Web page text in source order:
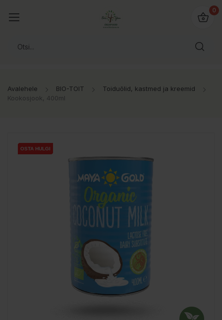
0
Avalehele BIO-TOIT
Toiduõlid, kastmed ja kreemid
Kookosjook, 400ml
OSTA HULGI
OSTA HULGI
OSTA HULGI
OSTA HULGI
OSTA HULGI